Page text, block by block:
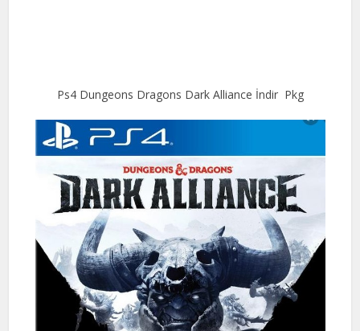
Ps4 Dungeons Dragons Dark Alliance İndir Pkg